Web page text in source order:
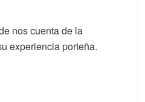
nos cuenta de la
experiencia porteña.